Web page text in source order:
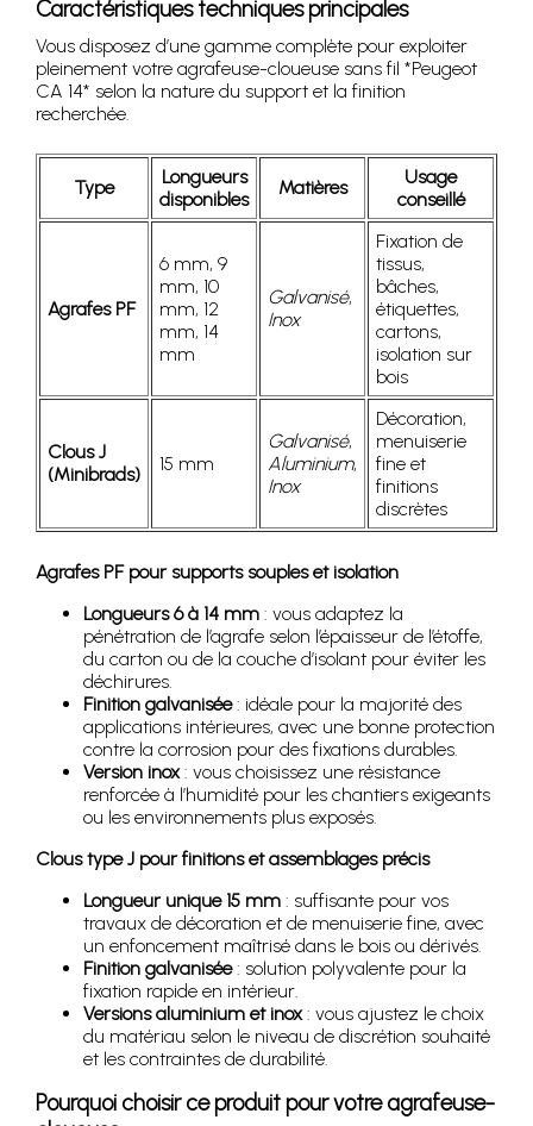
Caractéristiques techniques principales
Vous disposez d’une gamme complète pour exploiter
pleinement votre agrafeuse-cloueuse sans fil *Peugeot
CA 14* selon la nature du support et la finition
recherchée.
Type
Longueurs
disponibles
Matières
Usage
conseillé
Agrafes PF
6 mm, 9
mm, 10
mm, 12
mm, 14
mm
Galvanisé,
Inox
Fixation de
tissus,
bâches,
étiquettes,
cartons,
isolation sur
bois
Clous J
(Minibrads)
15 mm
Galvanisé,
Aluminium,
Inox
Décoration,
menuiserie
fine et
finitions
discrètes
Agrafes PF pour supports souples et isolation
Longueurs 6 à 14 mm : vous adaptez la
pénétration de l’agrafe selon l’épaisseur de l’étoffe,
du carton ou de la couche d’isolant pour éviter les
déchirures.
Finition galvanisée: idéale pour la majorité des
applications intérieures, avec une bonne protection
contre la corrosion pour des fixations durables.
Version inox: vous choisissez une résistance
renforcée à l’humidité pour les chantiers exigeants
ou les environnements plus exposés.
Clous type J pour finitions et assemblages précis
Longueur unique 15 mm : suffisante pour vos
travaux de décoration et de menuiserie fine, avec
un enfoncement maîtrisé dans le bois ou dérivés.
Finition galvanisée: solution polyvalente pour la
fixation rapide en intérieur.
Versions aluminium et inox: vous ajustez le choix
du matériau selon le niveau de discrétion souhaité
et les contraintes de durabilité.
Pourquoi choisir ce produit pour votre agrafeuse-